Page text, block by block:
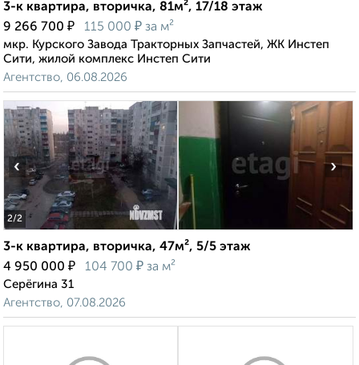
3-к квартира, вторичка, 81м², 17/18 этаж
9 266 700 ₽ 115 000 ₽ за м²
мкр. Курского Завода Тракторных Запчастей, ЖК Инстеп
Сити, жилой комплекс Инстеп Сити
Агентство, 06.08.2026
2/2
‹ ›
3-к квартира, вторичка, 47м², 5/5 этаж
4 950 000 ₽ 104 700 ₽ за м²
Серёгина 31
Агентство, 07.08.2026